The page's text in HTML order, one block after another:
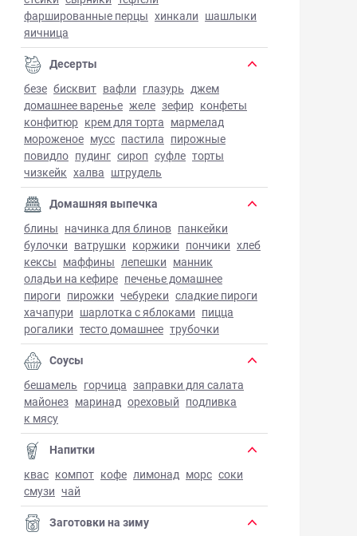
фаршированные перцы хинкали шашлыки
яичница
Десерты
безе бисквит вафли глазурь джем
домашнее варенье желе зефир конфеты
конфитюр крем для торта мармелад
мороженое мусс пастила пирожные
повидло пудинг сироп суфле торты
чизкейк халва штрудель
Домашняя выпечка
блины начинка для блинов панкейки
булочки ватрушки коржики пончики хлеб
кексы маффины лепешки манник
оладьи на кефире печенье домашнее
пироги пирожки чебуреки сладкие пироги
хачапури шарлотка с яблоками пицца
рогалики тесто домашнее трубочки
Соусы
бешамель горчица заправки для салата
майонез маринад ореховый подливка
к мясу
Напитки
квас компот кофе лимонад морс соки
смузи чай
Заготовки на зиму